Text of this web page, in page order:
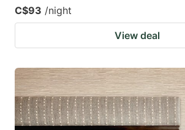
C$93 /night
View deal